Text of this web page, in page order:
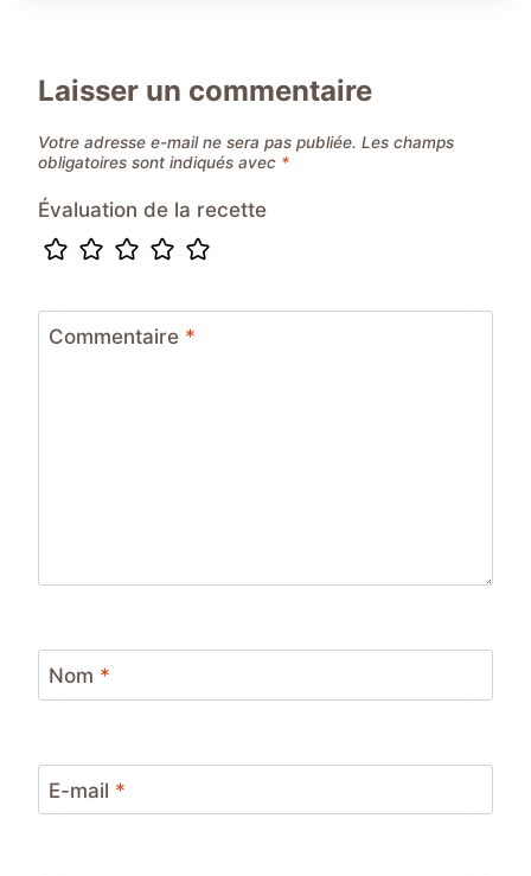
Laisser un commentaire
Votre adresse e-mail ne sera pas publiée. Les champs
obligatoires sont indiqués avec *
Évaluation de la recette
Commentaire *
Nom *
E-mail *